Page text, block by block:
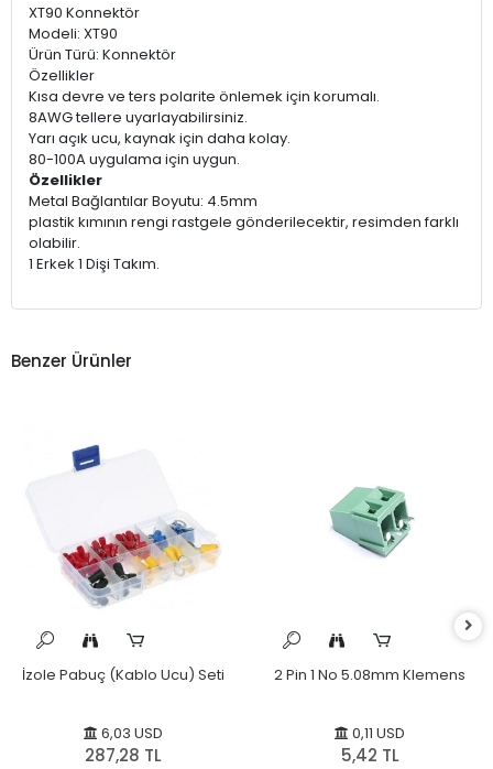
XT90 Konnektör
Modeli: XT90
Ürün Türü: Konnektör
Özellikler
Kısa devre ve ters polarite önlemek için korumalı.
8AWG tellere uyarlayabilirsiniz.
Yarı açık ucu, kaynak için daha kolay.
80-100A uygulama için uygun.
Özellikler
Metal Bağlantılar Boyutu: 4.5mm
plastik kımının rengi rastgele gönderilecektir, resimden farklı
olabilir.
1 Erkek 1 Dişi Takım.
Benzer Ürünler
İzole Pabuç (Kablo Ucu) Seti
6,03 USD
287,28 TL
2 Pin 1 No 5.08mm Klemens
0,11 USD
5,42 TL